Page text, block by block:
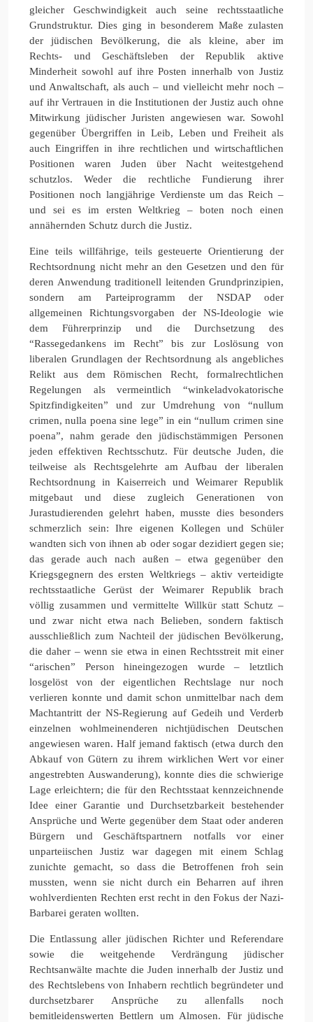
gleicher Geschwindigkeit auch seine rechtsstaatliche
Grundstruktur. Dies ging in besonderem Maße zulasten
der jüdischen Bevölkerung, die als kleine, aber im
Rechts- und Geschäftsleben der Republik aktive
Minderheit sowohl auf ihre Posten innerhalb von Justiz
und Anwaltschaft, als auch – und vielleicht mehr noch –
auf ihr Vertrauen in die Institutionen der Justiz auch ohne
Mitwirkung jüdischer Juristen angewiesen war. Sowohl
gegenüber Übergriffen in Leib, Leben und Freiheit als
auch Eingriffen in ihre rechtlichen und wirtschaftlichen
Positionen waren Juden über Nacht weitestgehend
schutzlos. Weder die rechtliche Fundierung ihrer
Positionen noch langjährige Verdienste um das Reich –
und sei es im ersten Weltkrieg – boten noch einen
annähernden Schutz durch die Justiz.
Eine teils willfährige, teils gesteuerte Orientierung der
Rechtsordnung nicht mehr an den Gesetzen und den für
deren Anwendung traditionell leitenden Grundprinzipien,
sondern am Parteiprogramm der NSDAP oder
allgemeinen Richtungsvorgaben der NS-Ideologie wie
dem Führerprinzip und die Durchsetzung des
“Rassegedankens im Recht” bis zur Loslösung von
liberalen Grundlagen der Rechtsordnung als angebliches
Relikt aus dem Römischen Recht, formalrechtlichen
Regelungen als vermeintlich “winkeladvokatorische
Spitzfindigkeiten” und zur Umdrehung von “nullum
crimen, nulla poena sine lege” in ein “nullum crimen sine
poena”, nahm gerade den jüdischstämmigen Personen
jeden effektiven Rechtsschutz. Für deutsche Juden, die
teilweise als Rechtsgelehrte am Aufbau der liberalen
Rechtsordnung in Kaiserreich und Weimarer Republik
mitgebaut und diese zugleich Generationen von
Jurastudierenden gelehrt haben, musste dies besonders
schmerzlich sein: Ihre eigenen Kollegen und Schüler
wandten sich von ihnen ab oder sogar dezidiert gegen sie;
das gerade auch nach außen – etwa gegenüber den
Kriegsgegnern des ersten Weltkriegs – aktiv verteidigte
rechtsstaatliche Gerüst der Weimarer Republik brach
völlig zusammen und vermittelte Willkür statt Schutz –
und zwar nicht etwa nach Belieben, sondern faktisch
ausschließlich zum Nachteil der jüdischen Bevölkerung,
die daher – wenn sie etwa in einen Rechtsstreit mit einer
“arischen” Person hineingezogen wurde – letztlich
losgelöst von der eigentlichen Rechtslage nur noch
verlieren konnte und damit schon unmittelbar nach dem
Machtantritt der NS-Regierung auf Gedeih und Verderb
einzelnen wohlmeinenderen nichtjüdischen Deutschen
angewiesen waren. Half jemand faktisch (etwa durch den
Abkauf von Gütern zu ihrem wirklichen Wert vor einer
angestrebten Auswanderung), konnte dies die schwierige
Lage erleichtern; die für den Rechtsstaat kennzeichnende
Idee einer Garantie und Durchsetzbarkeit bestehender
Ansprüche und Werte gegenüber dem Staat oder anderen
Bürgern und Geschäftspartnern notfalls vor einer
unparteiischen Justiz war dagegen mit einem Schlag
zunichte gemacht, so dass die Betroffenen froh sein
mussten, wenn sie nicht durch ein Beharren auf ihren
wohlverdienten Rechten erst recht in den Fokus der Nazi-
Barbarei geraten wollten.
Die Entlassung aller jüdischen Richter und Referendare
sowie die weitgehende Verdrängung jüdischer
Rechtsanwälte machte die Juden innerhalb der Justiz und
des Rechtslebens von Inhabern rechtlich begründeter und
durchsetzbarer Ansprüche zu allenfalls noch
bemitleidenswerten Bettlern um Almosen. Für jüdische